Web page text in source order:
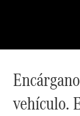
vehículo.